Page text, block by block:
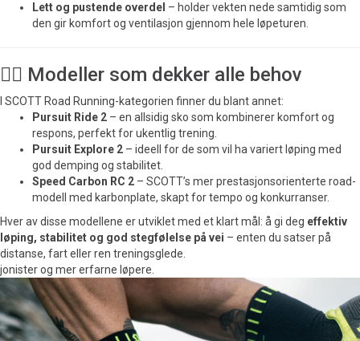
Lett og pustende overdel – holder vekten nede samtidig som
den gir komfort og ventilasjon gjennom hele løpeturen.
🏃‍♂️ Modeller som dekker alle behov
I SCOTT Road Running-kategorien finner du blant annet:
Pursuit Ride 2 – en allsidig sko som kombinerer komfort og
respons, perfekt for ukentlig trening.
Pursuit Explore 2 – ideell for de som vil ha variert løping med
god demping og stabilitet.
Speed Carbon RC 2 – SCOTT’s mer prestasjonsorienterte road-
modell med karbonplate, skapt for tempo og konkurranser.
Hver av disse modellene er utviklet med et klart mål: å gi deg effektiv
løping, stabilitet og god stegfølelse på vei – enten du satser på
distanse, fart eller ren treningsglede.
jonister og mer erfarne løpere.